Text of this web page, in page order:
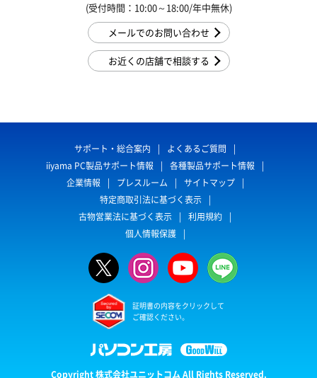
(受付時間：10:00～18:00/年中無休)
メールでのお問い合わせ
お近くの店舗で相談する
サポート・総合案内
よくあるご質問
iiyama PC製品サポート情報
各種製品サポート情報
企業情報
プレスルーム
サイトマップ
特定商取引法に基づく表示
古物営業法に基づく表示
利用規約
個人情報保護
証明書の内容をクリックして
ご確認ください。
Copyright 株式会社ユニットコム All Rights Reserved.